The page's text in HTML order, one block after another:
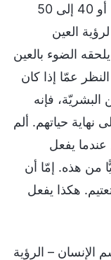
للاستخدام في غضون 30 إلى 40 عامًا أو 40 إلى 50
العين
الضوء بالعين
عمّا إذا كان
فإنه
نهاية حياتهم. ألم
عندما يفعل
من هذه. إمّا أن
هكذا يفعل
الإنسان – الرؤية